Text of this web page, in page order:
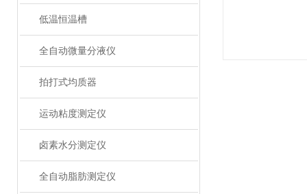
低温恒温槽
全自动微量分液仪
拍打式均质器
运动粘度测定仪
卤素水分测定仪
全自动脂肪测定仪